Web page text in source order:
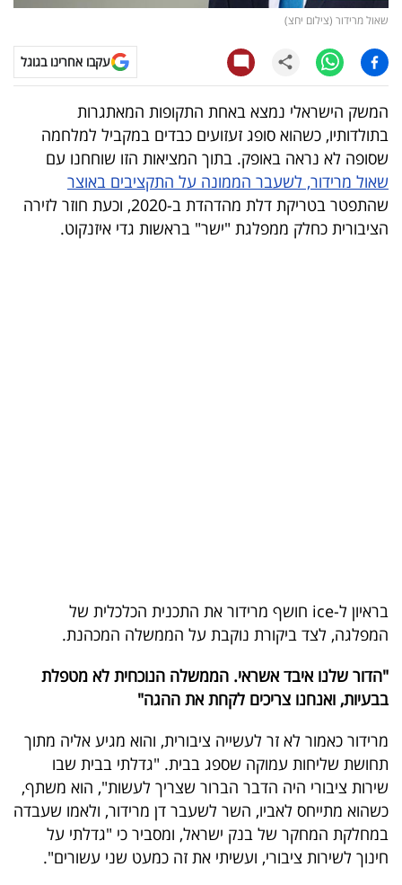
טלוויזיה
עסקי
ספורט
קריירה
ולימודים
מינויים
רייטינג
פודקאסט
UNDER
שיתופי
פעולה
שאול מרידור (צילום יחצ)
עקבו אחרינו בגוגל
המשק הישראלי נמצא באחת התקופות המאתגרות
בתולדותיו, כשהוא סופג זעזועים כבדים במקביל למלחמה
שסופה לא נראה באופק. בתוך המציאות הזו שוחחנו עם
שאול מרידור, לשעבר הממונה על התקציבים באוצר
שהתפטר בטריקת דלת מהדהדת ב-2020, וכעת חוזר לזירה
הציבורית כחלק ממפלגת "ישר" בראשות גדי איזנקוט.
בראיון ל-ice חושף מרידור את התכנית הכלכלית של
המפלגה, לצד ביקורת נוקבת על הממשלה המכהנת.
"הדור שלנו איבד אשראי. הממשלה הנוכחית לא מטפלת
בבעיות, ואנחנו צריכים לקחת את ההגה"
מרידור כאמור לא זר לעשייה ציבורית, והוא מגיע אליה מתוך
תחושת שליחות עמוקה שספג בבית. "גדלתי בבית שבו
שירות ציבורי היה הדבר הברור שצריך לעשות", הוא משתף,
כשהוא מתייחס לאביו, השר לשעבר דן מרידור, ולאמו שעבדה
במחלקת המחקר של בנק ישראל, ומסביר כי "גדלתי על
חינוך לשירות ציבורי, ועשיתי את זה כמעט שני עשורים".